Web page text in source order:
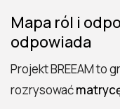
Mapa ról i
odpowiada
Projekt BREEAM to
rozrysować